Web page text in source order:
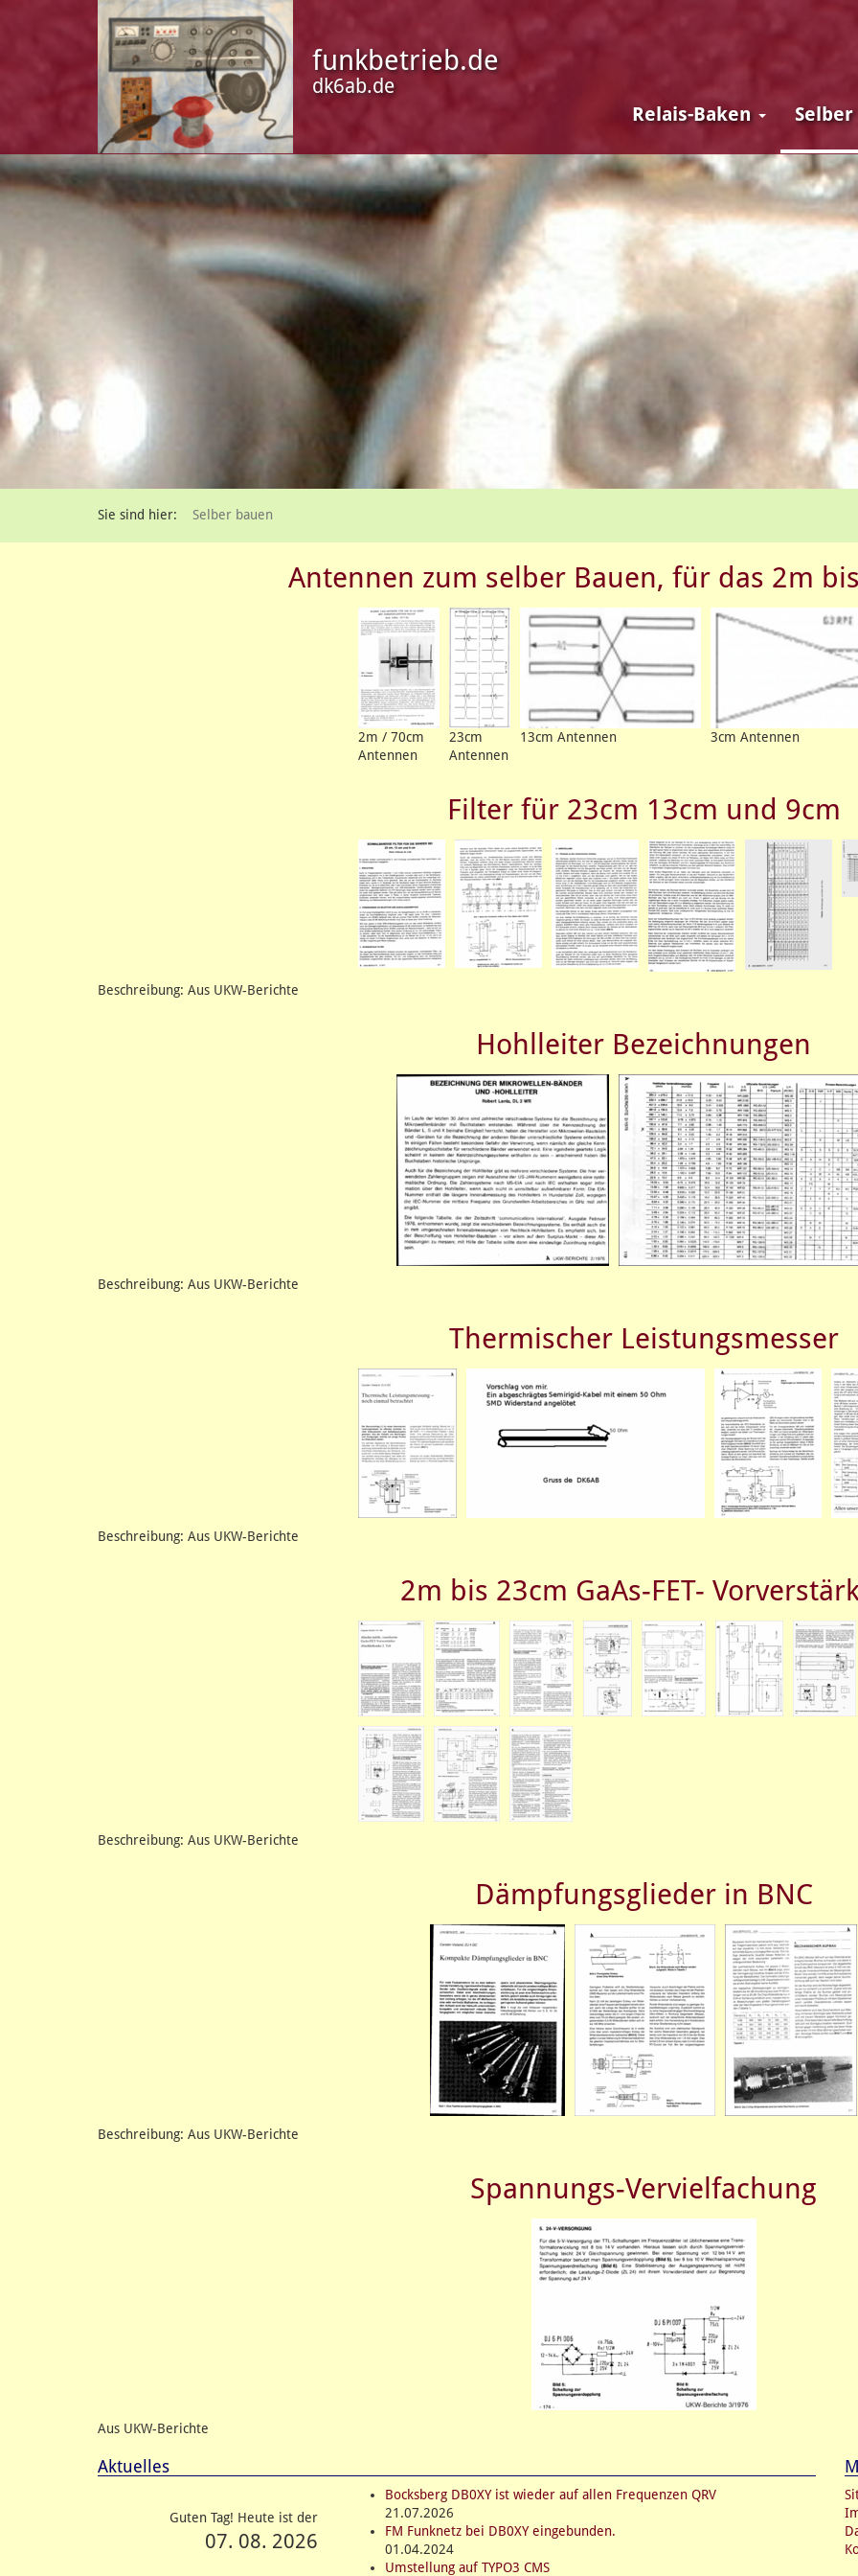
funkbetrieb.de
dk6ab.de
Relais-Baken
Sie sind hier: Selber bauen
Antennen zum selber Bauen, für das 2m
2m / 70cm
Antennen
23cm
Antennen
13cm Antennen 3cm Antennen
Filter für 23cm 13cm und 9cm
Beschreibung: Aus UKW-Berichte
Hohlleiter Bezeichnungen
Beschreibung: Aus UKW-Berichte
Thermischer Leistungsmesser
Beschreibung: Aus UKW-Berichte
2m bis 23cm GaAs-FET-
Beschreibung: Aus UKW-Berichte
Dämpfungsglieder in BNC
Beschreibung: Aus UKW-Berichte
Spannungs-Vervielfachung
Aus UKW-Berichte
Aktuelles
Guten Tag! Heute ist der
07. 08. 2026
Bocksberg DB0XY ist wieder auf allen Frequenzen QRV
21.07.2026
FM Funknetz bei DB0XY eingebunden.
01.04.2024
Umstellung auf TYPO3 CMS